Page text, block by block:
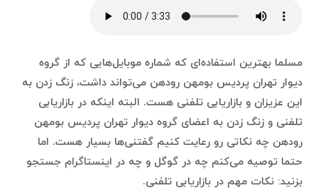
مسلما بهترین استفاده‌ای که شماره موبایل‌هایی که از گروه
دیوار تهران پردیس بومهن رودهن می‌تواند داشت، زنگ زدن به
این عزیزان و بازاریابی تلفنی هست. البته اینکه در بازاریابی
تلفنی و زنگ زدن به اعضای گروه دیوار تهران پردیس بومهن
رودهن چه نکاتی رو رعایت کنیم گفتنی‌ها بسیار هست. اما
حتما توصیه می‌کنم چه در گوگل و چه در اینستاگرام جستجو
بزنید: نکات مهم در بازاریابی تلفنی.